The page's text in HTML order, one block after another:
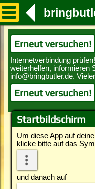
Startbildschirm
Um diese App auf
klicke bitte auf das
und danach auf
Erneut versuchen!
Erneut versuchen!